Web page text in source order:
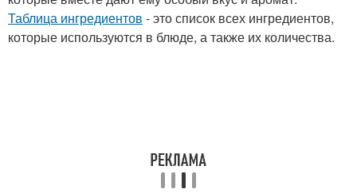
Таблица ингредиентов - это список всех ингредиентов,
которые используются в блюде, а также их количества.